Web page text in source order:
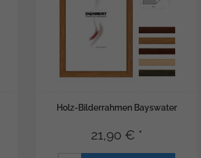
Holz-Bilderrahmen Bayswater
21,90 € *